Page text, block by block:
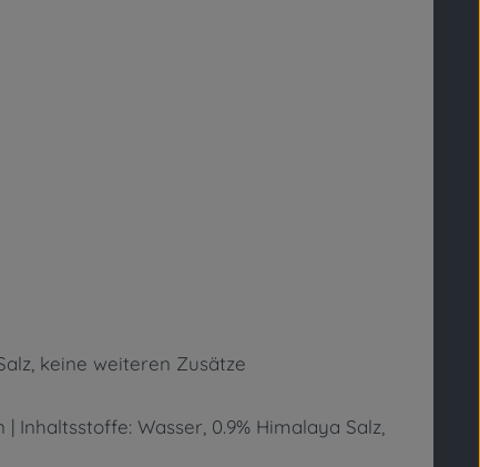
keine weiteren Zusätze
Inhaltsstoffe: Wasser, 0.9% Himalaya Salz,